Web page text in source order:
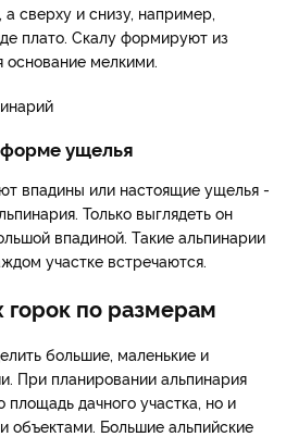
сверху и снизу, например,
плато. Скалу формируют из
основание мелкими.
ущелья
впадины или настоящие ущелья -
Только выглядеть он
впадиной. Такие альпинарии
участке встречаются.
по размерам
большие, маленькие и
При планировании альпинария
площадь дачного участка, но и
объектами. Большие альпийские